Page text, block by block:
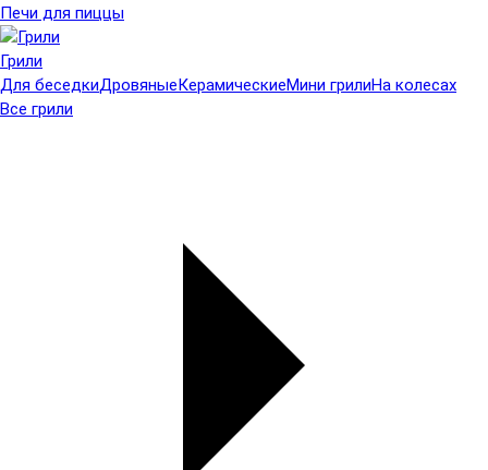
Печи для пиццы
Грили
Для беседкиДровяныеКерамическиеМини грилиНа колесах
Все грили